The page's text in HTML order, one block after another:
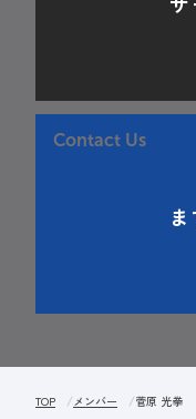
Contact Us
TOP メンバー 菅原 光拳